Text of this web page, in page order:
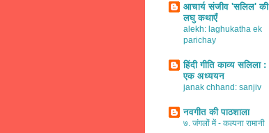
आचार्य संजीव 'सलिल' की
लघु कथाएँ
alekh: laghukatha ek
parichay
हिंदी गीति काव्य सलिला :
एक अध्ययन
janak chhand: sanjiv
नवगीत की पाठशाला
७. जंगलों में - कल्पना रामानी